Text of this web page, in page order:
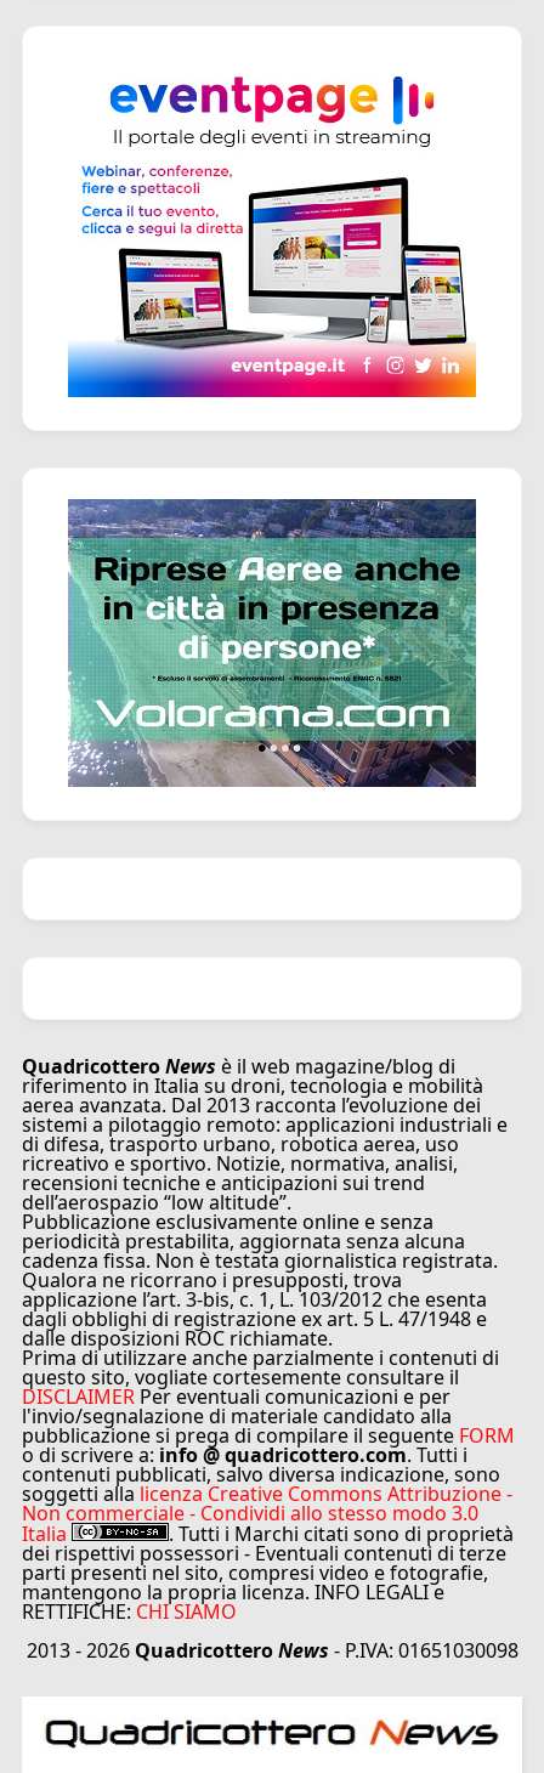
QuadricotteroNews è il web magazine/blog di
riferimento in Italia su droni, tecnologia e mobilità
aerea avanzata. Dal 2013 racconta l’evoluzione dei
sistemi a pilotaggio remoto: applicazioni industriali e
di difesa, trasporto urbano, robotica aerea, uso
ricreativo e sportivo. Notizie, normativa, analisi,
recensioni tecniche e anticipazioni sui trend
dell’aerospazio “low altitude”.
Pubblicazione esclusivamente online e senza
periodicità prestabilita, aggiornata senza alcuna
cadenza fissa. Non è testata giornalistica registrata.
Qualora ne ricorrano i presupposti, trova
applicazione l’art. 3-bis, c. 1, L. 103/2012 che esenta
dagli obblighi di registrazione ex art. 5 L. 47/1948 e
dalle disposizioni ROC richiamate.
Prima di utilizzare anche parzialmente i contenuti di
questo sito, vogliate cortesemente consultare il
DISCLAIMER Per eventuali comunicazioni e per
l'invio/segnalazione di materiale candidato alla
pubblicazione si prega di compilare il seguente FORM
o di scrivere a: info @ quadricottero.com. Tutti i
contenuti pubblicati, salvo diversa indicazione, sono
soggetti alla licenza Creative Commons Attribuzione -
Non commerciale - Condividi allo stesso modo 3.0
Italia . Tutti i Marchi citati sono di proprietà
dei rispettivi possessori - Eventuali contenuti di terze
parti presenti nel sito, compresi video e fotografie,
mantengono la propria licenza. INFO LEGALI e
RETTIFICHE: CHI SIAMO
2013 - 2026 QuadricotteroNews - P.IVA: 01651030098